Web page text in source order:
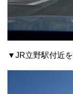
▼JR立野駅付近を